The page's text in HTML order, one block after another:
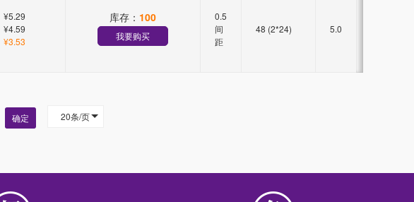
¥5.29
¥4.59
¥3.53
库存： 100
我要购买
0.5
间
距
48 (2*24) 5.0
确定 20条/页